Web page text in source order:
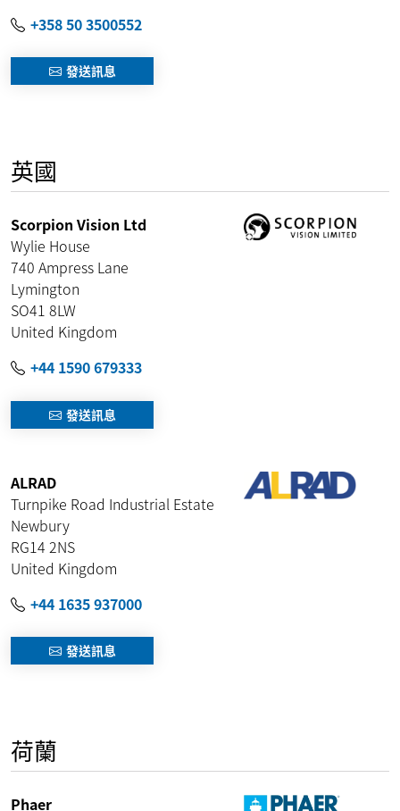
+358 50 3500552
發送訊息
英國
Scorpion Vision Ltd
Wylie House
740 Ampress Lane
Lymington
SO41 8LW
United Kingdom
+44 1590 679333
發送訊息
ALRAD
Turnpike Road Industrial Estate
Newbury
RG14 2NS
United Kingdom
+44 1635 937000
發送訊息
荷蘭
Phaer